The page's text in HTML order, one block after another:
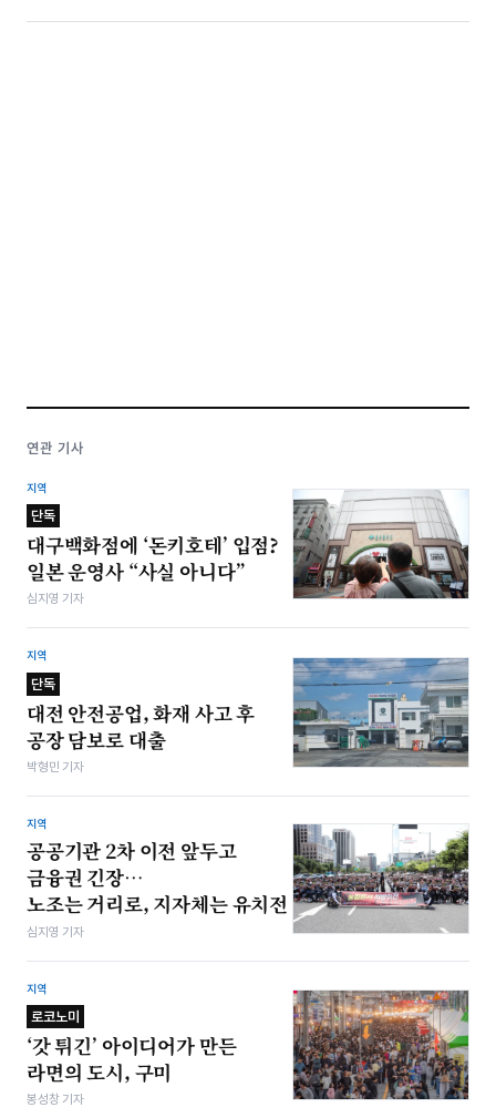
연관 기사
지역
단독
대구백화점에 ‘돈키호테’ 입점?
일본 운영사 “사실 아니다”
심지영 기자
지역
단독
대전 안전공업, 화재 사고 후
공장 담보로 대출
박형민 기자
지역
공공기관 2차 이전 앞두고
금융권 긴장…
노조는 거리로, 지자체는 유치전
심지영 기자
지역
로코노미
‘갓 튀긴’ 아이디어가 만든
라면의 도시, 구미
봉성창 기자